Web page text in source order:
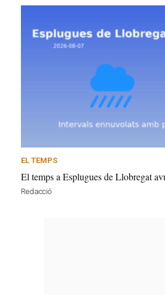
EL TEMPS
El temps a Esplugues de Llobregat
Redacció